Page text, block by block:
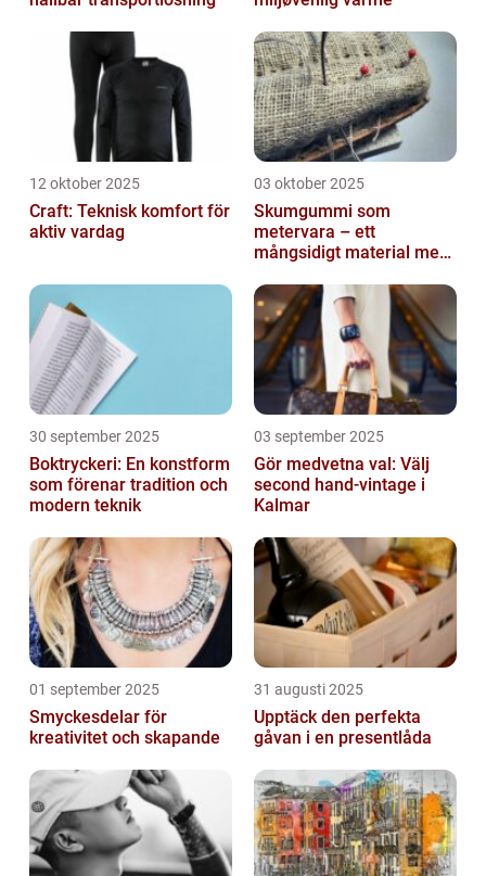
12 oktober 2025
Craft: Teknisk komfort för
aktiv vardag
03 oktober 2025
Skumgummi som
metervara – ett
mångsidigt material med
användningsområden
30 september 2025
Boktryckeri: En konstform
som förenar tradition och
modern teknik
03 september 2025
Gör medvetna val: Välj
second hand-vintage i
Kalmar
01 september 2025
Smyckesdelar för
kreativitet och skapande
31 augusti 2025
Upptäck den perfekta
gåvan i en presentlåda